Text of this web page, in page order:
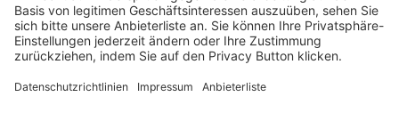
Login SpielPlus
FOLGE DEM BFV